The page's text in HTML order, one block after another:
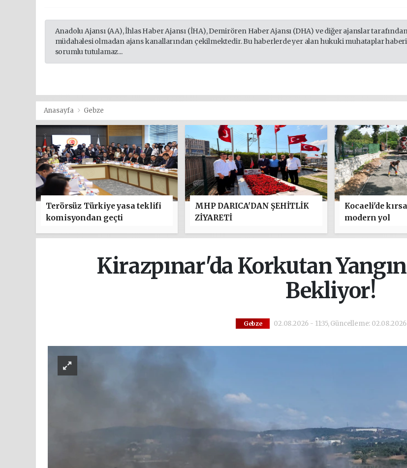
Anadolu Ajansı (AA), İhlas Haber Ajansı (İHA), Demirören Haber Ajansı (DHA) ve diğer ajanslar
müdahalesi olmadan ajans kanallarından çekilmektedir. Bu haberlerde yer alan hukuki muhataplar
sorumlu tutulamaz...
Anasayfa Gebze
Terörsüz Türkiye yasa teklifi
komisyondan geçti
MHP DARICA'DAN ŞEHİTLİK
ZİYARETİ
Kocaeli'de
modern yol
Kirazpınar'da Korkutan
Bekliyor!
Gebze 02.08.2026 - 11:35, Güncelleme: 02.08.2026